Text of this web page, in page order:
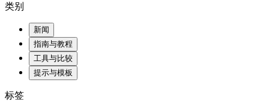
类别
新闻
指南与教程
工具与比较
提示与模板
标签